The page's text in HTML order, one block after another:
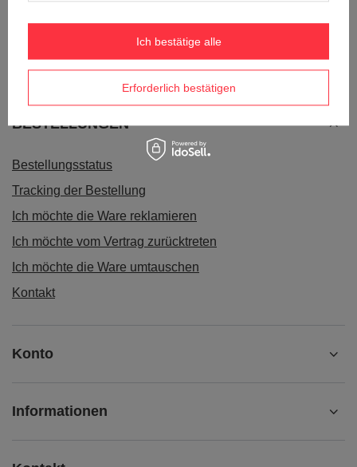
+ Auf die vergleichsliste
BESTELLUNGEN
Bestellungsstatus
Tracking der Bestellung
Ich möchte die Ware reklamieren
Ich möchte vom Vertrag zurücktreten
Ich möchte die Ware umtauschen
Kontakt
Konto
Informationen
Erforderlich bestätigen
Ich bestätige alle